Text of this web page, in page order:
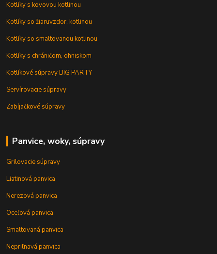
Kotlíky s kovovou kotlinou
Kotlíky so žiaruvzdor. kotlinou
Kotlíky so smaltovanou kotlinou
Kotlíky s chráničom, ohniskom
Kotlíkové súpravy BIG PARTY
Servírovacie súpravy
Zabíjačkové súpravy
Panvice, woky, súpravy
Grilovacie súpravy
Liatinová panvica
Nerezová panvica
Oceľová panvica
Smaltovaná panvica
Nepriľnavá panvica